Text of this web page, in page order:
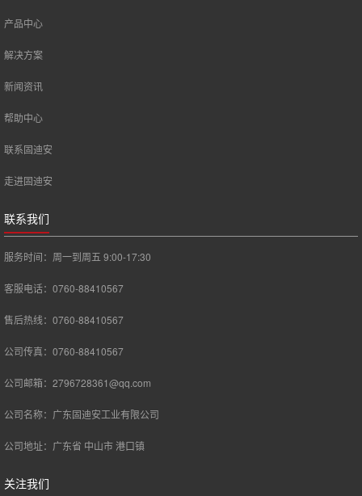
产品中心
解决方案
新闻资讯
帮助中心
联系固迪安
走进固迪安
联系我们
服务时间：周一到周五 9:00-17:30
客服电话：0760-88410567
售后热线：0760-88410567
公司传真：0760-88410567
公司邮箱：2796728361@qq.com
公司名称：广东固迪安工业有限公司
公司地址：广东省 中山市 港口镇
关注我们